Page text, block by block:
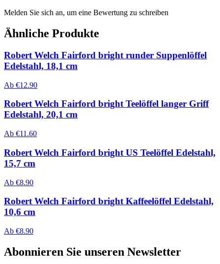
Melden Sie sich an, um eine Bewertung zu schreiben
Ähnliche Produkte
Robert Welch Fairford bright runder Suppenlöffel
Edelstahl, 18,1 cm
Ab €12.90
Robert Welch Fairford bright Teelöffel langer Griff
Edelstahl, 20,1 cm
Ab €11.60
Robert Welch Fairford bright US Teelöffel Edelstahl,
15,7 cm
Ab €8.90
Robert Welch Fairford bright Kaffeelöffel Edelstahl,
10,6 cm
Ab €8.90
Abonnieren Sie unseren Newsletter